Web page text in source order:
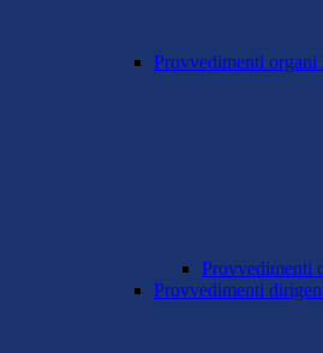
Provvedimenti
Provvedimenti
Provvedimenti